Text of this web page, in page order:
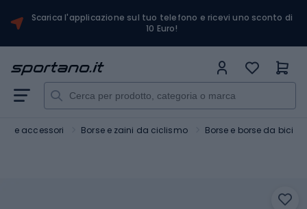
Scarica l'applicazione sul tuo telefono e ricevi uno sconto di
10 Euro!
e accessori Borse e zaini da ciclismo Borse e borse da bici